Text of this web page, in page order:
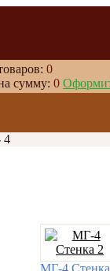
0
сумму: 0
4
МГ-4